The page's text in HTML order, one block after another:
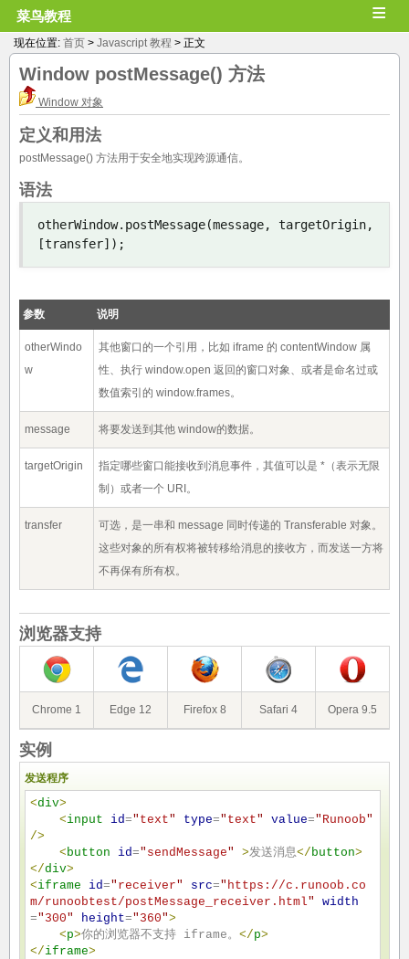
菜鸟教程 ≡
现在位置: 首页 > Javascript 教程 > 正文
Window postMessage() 方法
Window 对象
定义和用法
postMessage() 方法用于安全地实现跨源通信。
语法
otherWindow. postMessage(message, targetOrigin,
[transfer]);
参数 说明
otherWindo
w
其他窗口的一个引用，比如 iframe 的 contentWindow 属
性、执行 window.open 返回的窗口对象、或者是命名过或
数值索引的 window.frames。
message 将要发送到其他 window的数据。
targetOrigin 指定哪些窗口能接收到消息事件，其值可以是 * （表示无限
制）或者一个 URI。
transfer
可选，是一串和 message 同时传递的 Transferable 对象。
这些对象的所有权将被转移给消息的接收方，而发送一方将
不再保有所有权。
浏览器支持
Chrome 1 Edge 12 Firefox 8 Safari 4 Opera 9.5
实例
发送程序
<div>
<input id=" text" type=" text" value=" Runoob"
/>
<button id=" sendMessage" >发送消息</button>
</div>
<iframe id=" receiver" src=" https://c.runoob.co
m/runoobtest/postMessage_receiver.html"
width
=" 300" height=" 360">
<p>你的浏览器不支持 iframe。 </p>
</iframe>